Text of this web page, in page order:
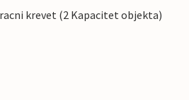
krevet (2 Kapacitet objekta)